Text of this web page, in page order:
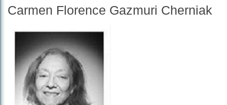
Carmen Florence Gazmuri Cherniak